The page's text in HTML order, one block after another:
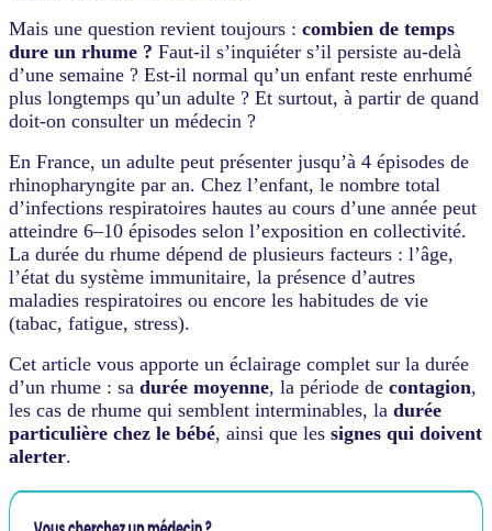
une
infection
virale
très
fréquente,
qui
une
difficulté
à
s'immuniser
durablement.
Durée
moyenne
:
7
10
jours
chez
l'adulte,
un
peu
chez
Mais une question revient toujours : combien de temps
dure un rhume ? Faut-il s’inquiéter s’il persiste au-delà
d’une semaine ? Est-il normal qu’un enfant reste enrhumé
plus longtemps qu’un adulte ? Et surtout, à partir de quand
doit-on consulter un médecin ?
En France, un adulte peut présenter jusqu’à 4 épisodes de
rhinopharyngite par an. Chez l’enfant, le nombre total
d’infections respiratoires hautes au cours d’une année peut
atteindre 6–10 épisodes selon l’exposition en collectivité.
La durée du rhume dépend de plusieurs facteurs : l’âge,
l’état du système immunitaire, la présence d’autres
maladies respiratoires ou encore les habitudes de vie
(tabac, fatigue, stress).
Cet article vous apporte un éclairage complet sur la durée
d’un rhume : sa durée moyenne, la période de contagion,
les cas de rhume qui semblent interminables, la durée
particulière chez le bébé, ainsi que les signes qui doivent
alerter.